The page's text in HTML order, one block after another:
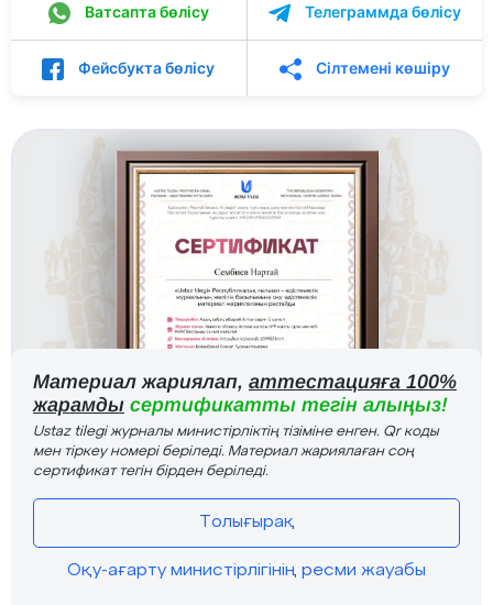
Ватсапта бөлісу Телеграммда бөлісу
Фейсбукта бөлісу Сілтемені көшіру
Материал жариялап, аттестацияға 100%
жарамды сертификатты тегін алыңыз!
Ustaz tilegi журналы министірліктің тізіміне енген. Qr коды
мен тіркеу номері беріледі. Материал жариялаған соң
сертификат тегін бірден беріледі.
Толығырақ
Оқу-ағарту министірлігінің ресми жауабы